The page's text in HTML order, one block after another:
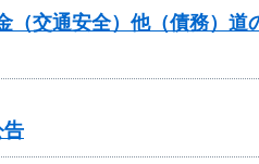
交通安全）他（債務）道
告